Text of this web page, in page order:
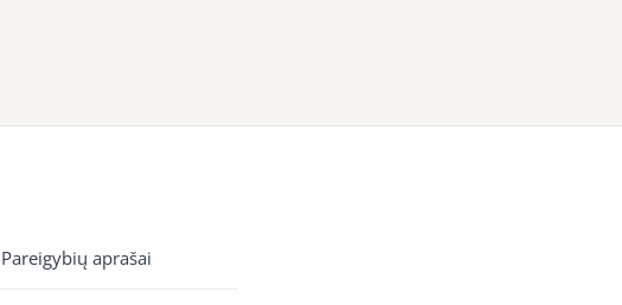
Pareigybių aprašai